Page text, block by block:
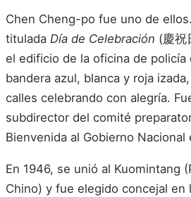
Chen Cheng-po fue uno de
titulada Día de Celebración (慶
el edificio de la oficina de policía
bandera azul, blanca y roja
calles celebrando con alegría.
subdirector del comité
Bienvenida al Gobierno Nacional
En 1946, se unió al Kuomintang
Chino) y fue elegido concejal en